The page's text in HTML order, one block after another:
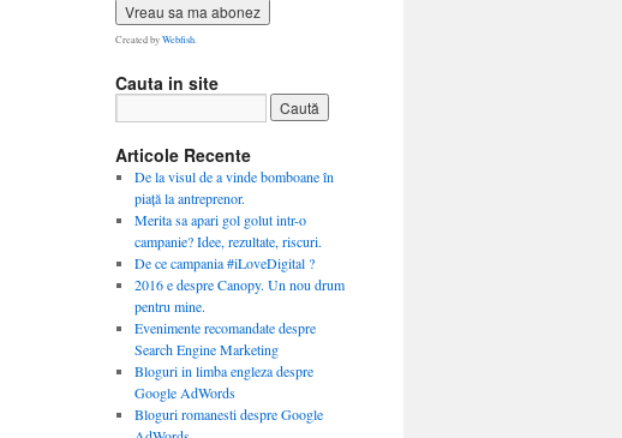
Created byWebfish.
Cauta in site
Articole Recente
De la visul de a vinde bomboane în
piață la antreprenor.
Merita sa apari gol golut intr-o
campanie? Idee, rezultate, riscuri.
De ce campania #iLoveDigital ?
2016 e despre Canopy. Un nou drum
pentru mine.
Evenimente recomandate despre
Search Engine Marketing
Bloguri in limba engleza despre
Google AdWords
Bloguri romanesti despre Google